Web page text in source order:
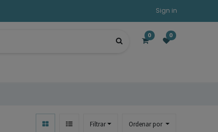
Sign in
0 0
Ordenar por
Filtrar